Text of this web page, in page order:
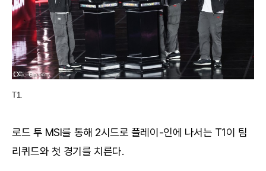
T1.
로드 투 MSI를 통해 2시드로 플레이-인에 나서는 T1이 팀
리퀴드와 첫 경기를 치른다.